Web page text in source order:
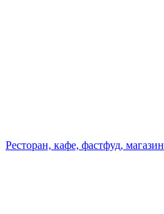
Ресторан, кафе, фастфуд, магазин